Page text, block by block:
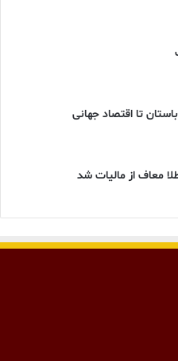
باستان تا اقتصاد جهانی
معاف از مالیات شد